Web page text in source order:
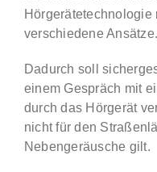
verschiedene Ansätze.
Dadurch soll
einem Gespräch mit
durch das Hörgerät
nicht für den
Nebengeräusche gilt.